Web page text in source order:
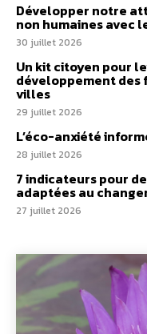
Développer notre
non humaines avec
30 juillet 2026
Un kit citoyen pour
développement des
villes
29 juillet 2026
L’éco-anxiété
28 juillet 2026
7 indicateurs pour
adaptées au
27 juillet 2026